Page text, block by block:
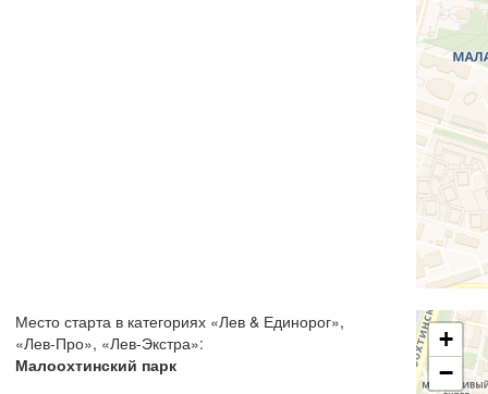
Место старта в категориях «Лев & Единорог»,
«Лев-Про», «Лев-Экстра»:
Малоохтинский парк
+
−